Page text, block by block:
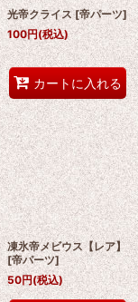
光帝クライス [帝パーツ]
100円(税込)
カートに入れる
凍氷帝メビウス【レア】
[帝パーツ]
50円(税込)